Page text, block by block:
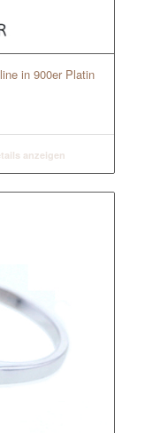
in 900er Platin
anzeigen